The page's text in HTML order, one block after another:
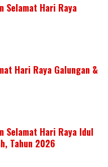
Selamat Hari Raya
Hari Raya Galungan &
Selamat Hari Raya Idul
Tahun 2026